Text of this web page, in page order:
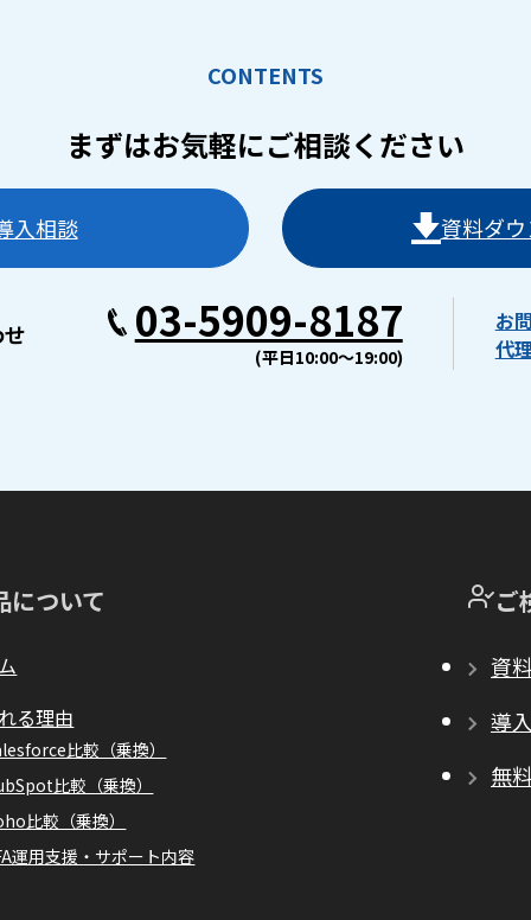
CONTENTS
まずはお気軽にご相談ください
入相談 資料ダ
03-5909-8187
(平日10:00〜19:00)
お
代
について
る理由
比較（乗換）
比較（乗換）
比較（乗換）
運用支援・サポート内容
ご
資
導
無